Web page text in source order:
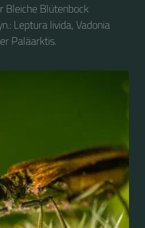
Bleiche Blütenbock
Leptura livida, Vadonia
Paläarktis.